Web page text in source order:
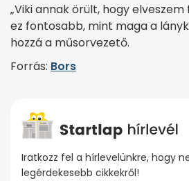
„Viki annak örült, hogy
ez fontosabb, mint maga a
hozzá a műsorvezető.
Forrás: Bors
Iratkozz fel a hírlevelünkre, hogy
legérdekesebb cikkekről!